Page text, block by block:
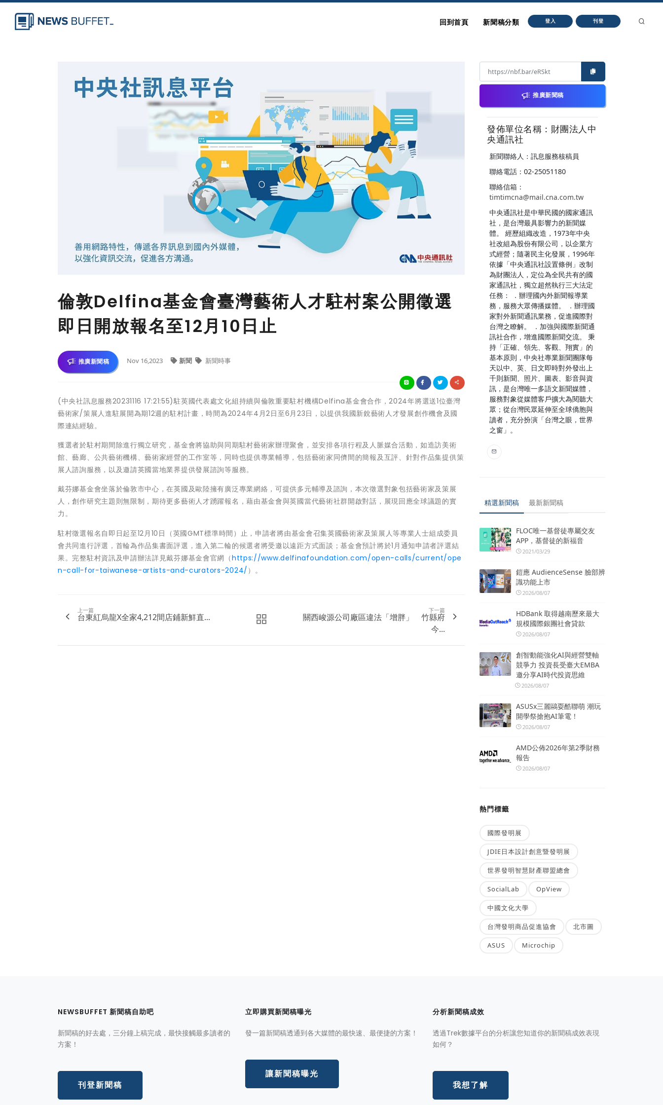
回到首頁 新聞稿分類 登入 刊登
倫敦Delfina基金會臺灣藝術人才駐村案公開徵選
即日開放報名至12月10日止
推廣新聞稿 Nov 16,2023 新聞 新聞時事
(中央社訊息服務20231116 17:21:55)駐英國代表處文化組持續與倫敦重要駐村機構Delfina基金會合作，2024年將選送1位臺灣
藝術家/策展人進駐展開為期12週的駐村計畫，時間為2024年4月2日至6月23日，以提供我國新銳藝術人才發展創作機會及國
際連結經驗。
獲選者於駐村期間除進行獨立研究，基金會將協助與同期駐村藝術家辦理聚會，並安排各項行程及人脈媒合活動，如造訪美術
館、藝廊、公共藝術機構、藝術家經營的工作室等，同時也提供專業輔導，包括藝術家同儕間的簡報及互評、針對作品集提供策
展人諮詢服務，以及邀請英國當地業界提供發展諮詢等服務。
戴芬娜基金會坐落於倫敦市中心，在英國及歐陸擁有廣泛專業網絡，可提供多元輔導及諮詢，本次徵選對象包括藝術家及策展
人，創作研究主題則無限制，期待更多藝術人才踴躍報名，藉由基金會與英國當代藝術社群開啟對話，展現回應全球議題的實
力。
駐村徵選報名自即日起至12月10日（英國GMT標準時間）止，申請者將由基金會召集英國藝術家及策展人等專業人士組成委員
會共同進行評選，首輪為作品集書面評選，進入第二輪的候選者將受邀以遠距方式面談；基金會預計將於1月通知申請者評選結
果。完整駐村資訊及申請辦法詳見戴芬娜基金會官網（https://www.delfinafoundation.com/open-calls/current/ope
n-call-for-taiwanese-artists-and-curators-2024/ ）。
上一篇
台東紅烏龍X全家4,212間店鋪新鮮直...
下一篇
關西峻源公司廠區違法「增胖」 竹縣府
今...
推廣新聞稿
發佈單位名稱：財團法人中
央通訊社
新聞聯絡人：訊息服務核稿員
聯絡電話：02-25051180
聯絡信箱：
timtimcna@mail.cna.com.tw
中央通訊社是中華民國的國家通訊
社，是台灣最具影響力的新聞媒
體。 經歷組織改造，1973年中央
社改組為股份有限公司，以企業方
式經營；隨著民主化發展，1996年
依據「中央通訊社設置條例」改制
為財團法人，定位為全民共有的國
家通訊社，獨立超然執行三大法定
任務： ．辦理國內外新聞報導業
務，服務大眾傳播媒體。 ．辦理國
家對外新聞通訊業務，促進國際對
台灣之瞭解。 ．加強與國際新聞通
訊社合作，增進國際新聞交流。 秉
持「正確、領先、客觀、翔實」的
基本原則，中央社專業新聞團隊每
天以中、英、日文即時對外發出上
千則新聞、照片、圖表、影音與資
訊，是台灣唯一多語文新聞媒體，
服務對象從媒體客戶擴大為閱聽大
眾；從台灣民眾延伸至全球僑胞與
讀者，充分扮演「台灣之眼，世界
之窗」。
精選新聞稿 最新新聞稿
FLOC唯一基督徒專屬交友
APP，基督徒的新福音
2021/03/29
鎧應 AudienceSense 臉部辨
識功能上市
2026/08/07
HDBank 取得越南歷來最大
規模國際銀團社會貸款
2026/08/07
創智動能強化AI與經營雙軸
競爭力 投資長受臺大EMBA
邀分享AI時代投資思維
2026/08/07
ASUSx三麗鷗耍酷聯萌 潮玩
開學祭搶抱AI筆電！
2026/08/07
AMD公佈2026年第2季財務
報告
2026/08/07
熱門標籤
國際發明展
JDIE日本設計創意暨發明展
世界發明智慧財產聯盟總會
SocialLab OpView
中國文化大學
台灣發明商品促進協會 北市圖
ASUS Microchip
NEWSBUFFET 新聞稿自助吧
新聞稿的好去處，三分鐘上稿完成，最快接觸最多讀者的
方案！
刊登新聞稿
立即購買新聞稿曝光
發一篇新聞稿透通到各大媒體的最快速、最便捷的方案！
讓新聞稿曝光
分析新聞稿成效
透過Trek數據平台的分析讓您知道你的新聞稿成效表現
如何？
我想了解